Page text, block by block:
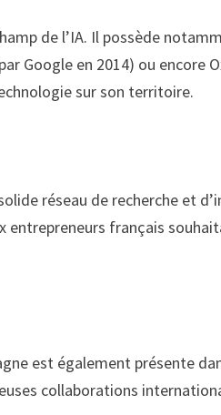
de l’IA. Il possède
Google en 2014) ou
sur son territoire.
réseau de recherche
entrepreneurs français
est également présente
collaborations